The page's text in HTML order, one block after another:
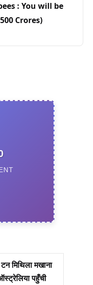
: You will be
Crores)
मिथिला मखाना
पहुँची